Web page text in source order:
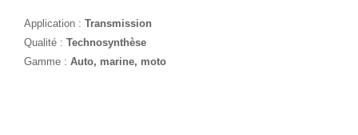
Application : Transmission
Qualité : Technosynthèse
Gamme : Auto, marine, moto